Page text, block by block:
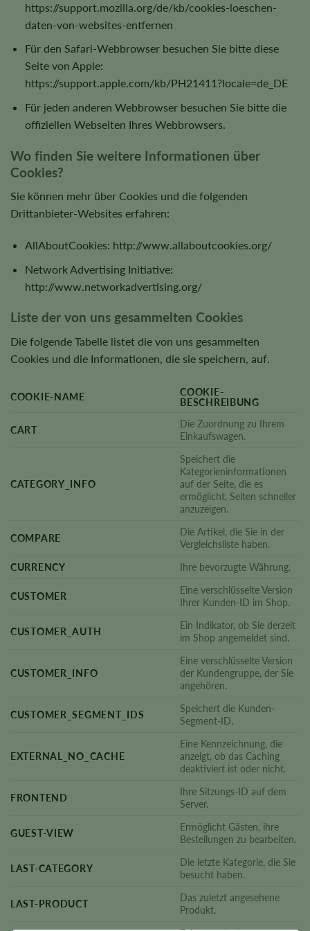
https://support.mozilla.org/de/kb/cookies-loeschen-
daten-von-websites-entfernen
Für den Safari-Webbrowser besuchen Sie bitte diese
Seite von Apple:
https://support.apple.com/kb/PH21411?locale=de_DE
Für jeden anderen Webbrowser besuchen Sie bitte die
offiziellen Webseiten Ihres Webbrowsers.
Wo finden Sie weitere Informationen über
Cookies?
Sie können mehr über Cookies und die folgenden
Drittanbieter-Websites erfahren:
AllAboutCookies: http://www.allaboutcookies.org/
Network Advertising Initiative:
http://www.networkadvertising.org/
Liste der von uns gesammelten Cookies
Die folgende Tabelle listet die von uns gesammelten
Cookies und die Informationen, die sie speichern, auf.
COOKIE-NAME
COOKIE-
BESCHREIBUNG
CART
Die Zuordnung zu Ihrem
Einkaufswagen.
CATEGORY_INFO
Speichert die
Kategorieninformationen
auf der Seite, die es
ermöglicht, Seiten schneller
anzuzeigen.
COMPARE
Die Artikel, die Sie in der
Vergleichsliste haben.
CURRENCY
Ihre bevorzugte Währung.
CUSTOMER
Eine verschlüsselte Version
Ihrer Kunden-ID im Shop.
CUSTOMER_AUTH
Ein Indikator, ob Sie derzeit
im Shop angemeldet sind.
CUSTOMER_INFO
Eine verschlüsselte Version
der Kundengruppe, der Sie
angehören.
CUSTOMER_SEGMENT_IDS
Speichert die Kunden-
Segment-ID.
EXTERNAL_NO_CACHE
Eine Kennzeichnung, die
anzeigt, ob das Caching
deaktiviert ist oder nicht.
FRONTEND
Ihre Sitzungs-ID auf dem
Server.
GUEST-VIEW
Ermöglicht Gästen, ihre
Bestellungen zu bearbeiten.
LAST-CATEGORY
Die letzte Kategorie, die Sie
besucht haben.
LAST-PRODUCT
Das zuletzt angesehene
Produkt.